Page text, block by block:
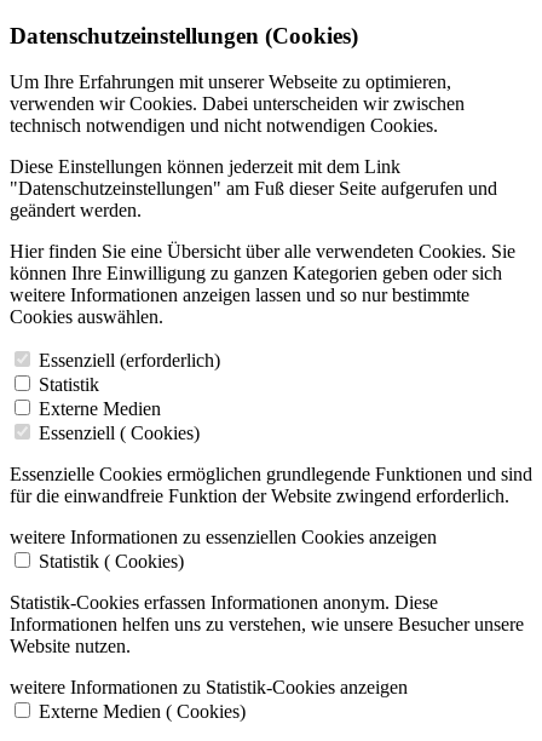
Datenschutzeinstellungen (Cookies)
Um Ihre Erfahrungen mit unserer Webseite zu optimieren,
verwenden wir Cookies. Dabei unterscheiden wir zwischen
technisch notwendigen und nicht notwendigen Cookies.
Diese Einstellungen können jederzeit mit dem Link
"Datenschutzeinstellungen" am Fuß dieser Seite aufgerufen und
geändert werden.
Hier finden Sie eine Übersicht über alle verwendeten Cookies. Sie
können Ihre Einwilligung zu ganzen Kategorien geben oder sich
weitere Informationen anzeigen lassen und so nur bestimmte
Cookies auswählen.
Essenziell (erforderlich)
Statistik
Externe Medien
Essenziell ( Cookies)
Essenzielle Cookies ermöglichen grundlegende Funktionen und sind
für die einwandfreie Funktion der Website zwingend erforderlich.
weitere Informationen zu essenziellen Cookies anzeigen
Statistik ( Cookies)
Statistik-Cookies erfassen Informationen anonym. Diese
Informationen helfen uns zu verstehen, wie unsere Besucher unsere
Website nutzen.
weitere Informationen zu Statistik-Cookies anzeigen
Externe Medien ( Cookies)